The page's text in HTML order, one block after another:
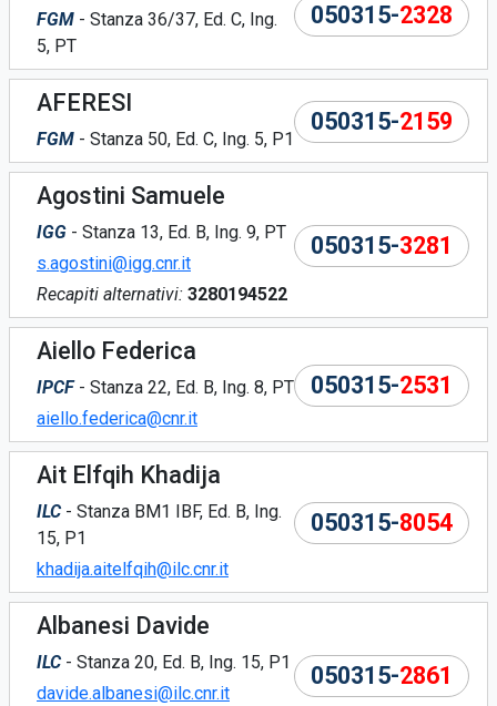
FGM - Stanza 36/37, Ed. C, Ing.
5, PT
050315-2328
AFERESI
FGM - Stanza 50, Ed. C, Ing. 5, P1
050315-2159
Agostini Samuele
IGG - Stanza 13, Ed. B, Ing. 9, PT
s.agostini@igg.cnr.it
Recapiti alternativi: 3280194522
050315-3281
Aiello Federica
IPCF- Stanza 22, Ed. B, Ing. 8, PT
aiello.federica@cnr.it
050315-2531
Ait Elfqih Khadija
ILC- Stanza BM1 IBF, Ed. B, Ing.
15, P1
khadija.aitelfqih@ilc.cnr.it
050315-8054
Albanesi Davide
ILC- Stanza 20, Ed. B, Ing. 15, P1
davide.albanesi@ilc.cnr.it
050315-2861